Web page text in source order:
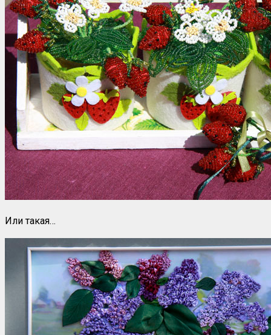
Или такая…